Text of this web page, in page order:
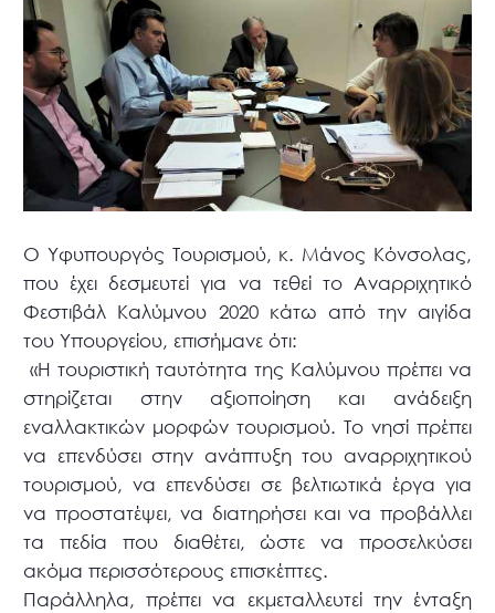
Ο Υφυπουργός Τουρισμού, κ. Μάνος Κόνσολας,
που έχει δεσμευτεί για να τεθεί το Αναρριχητικό
Φεστιβάλ Καλύμνου 2020 κάτω από την αιγίδα
του Υπουργείου, επισήμανε ότι:
«Η τουριστική ταυτότητα της Καλύμνου πρέπει να
στηρίζεται στην αξιοποίηση και ανάδειξη
εναλλακτικών μορφών τουρισμού. Το νησί πρέπει
να επενδύσει στην ανάπτυξη του αναρριχητικού
τουρισμού, να επενδύσει σε βελτιωτικά έργα για
να προστατέψει, να διατηρήσει και να προβάλλει
τα πεδία που διαθέτει, ώστε να προσελκύσει
ακόμα περισσότερους επισκέπτες.
Παράλληλα, πρέπει να εκμεταλλευτεί την ένταξη